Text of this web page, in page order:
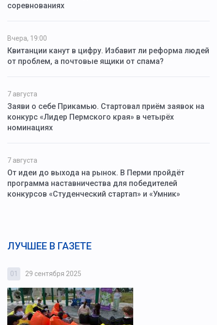
соревнованиях
Вчера, 19:00
Квитанции канут в цифру. Избавит ли реформа людей
от проблем, а почтовые ящики от спама?
7 августа
Заяви о себе Прикамью. Стартовал приём заявок на
конкурс «Лидер Пермского края» в четырёх
номинациях
7 августа
От идеи до выхода на рынок. В Перми пройдёт
программа наставничества для победителей
конкурсов «Студенческий стартап» и «Умник»
ЛУЧШЕЕ В ГАЗЕТЕ
01 29 сентября 2025